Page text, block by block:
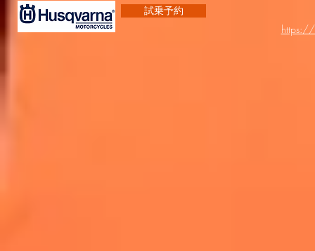
試乗予約
https://